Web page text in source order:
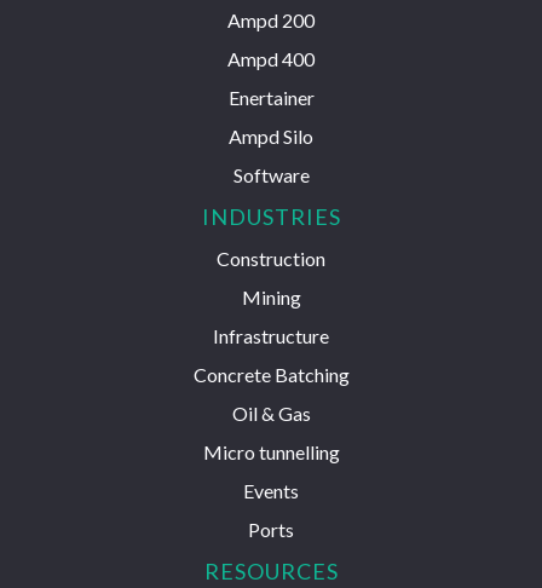
Ampd 200
Ampd 400
Enertainer
Ampd Silo
Software
INDUSTRIES
Construction
Mining
Infrastructure
Concrete Batching
Oil & Gas
Micro tunnelling
Events
Ports
RESOURCES